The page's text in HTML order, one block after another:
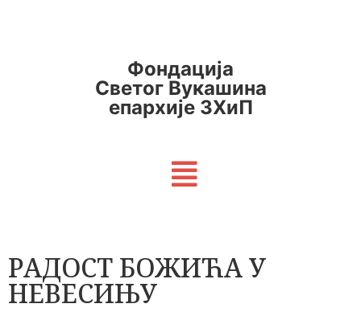
Фондација
Светог Вукашина
епархије ЗХиП
РАДОСТ БОЖИЋА У
НЕВЕСИЊУ